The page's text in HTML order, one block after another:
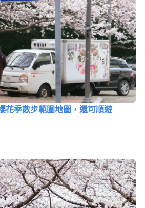
花季散步範圍地圖，還可順遊